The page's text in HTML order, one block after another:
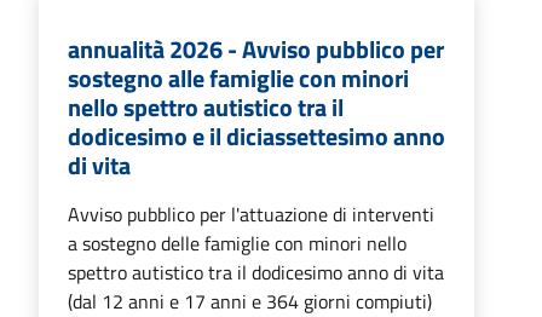
annualità 2026 - Avviso pubblico per
sostegno alle famiglie con minori
nello spettro autistico tra il
dodicesimo e il diciassettesimo anno
di vita
Avviso pubblico per l'attuazione di interventi
a sostegno delle famiglie con minori nello
spettro autistico tra il dodicesimo anno di vita
(dal 12 anni e 17 anni e 364 giorni compiuti)